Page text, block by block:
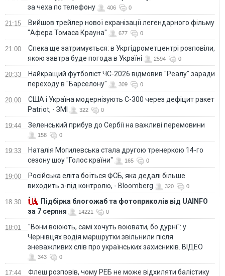
за чеха по телефону
406 0
21:15
Вийшов трейлер нової екранізації легендарного фільму
"Афера Томаса Крауна"
677 0
21:00
Спека ще затримується: в Укргідрометцентрі розповіли,
якою завтра буде погода в Україні
2594 0
20:33
Найкращий футболіст ЧС-2026 відмовив "Реалу" заради
переходу в "Барселону"
309 0
20:00
США і Україна модернізують С-300 через дефіцит ракет
Patriot, - ЗМІ
322 0
19:44 Зеленський прибув до Сербії на важливі перемовини
158 0
19:33
Наталія Могилевська стала другою тренеркою 14-го
сезону шоу "Голос країни"
165 0
19:00
Російська еліта боїться ФСБ, яка дедалі більше
виходить з-під контролю, - Bloomberg
320 0
18:30
Підбірка блогожаб та фотоприколів від UAINFO
за 7 серпня
14221 0
18:01
"Вони воюють, самі хочуть воювати, бо дурні": у
Чернівцях водія маршрутки звільнили після
зневажливих слів про українських захисників. ВІДЕО
343 0
17:44 Флеш розповів, чому РЕБ не може відхиляти балістику